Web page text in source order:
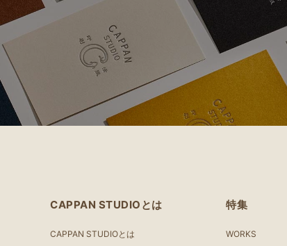
CAPPAN STUDIOとは
CAPPAN STUDIOとは
特集
WORKS